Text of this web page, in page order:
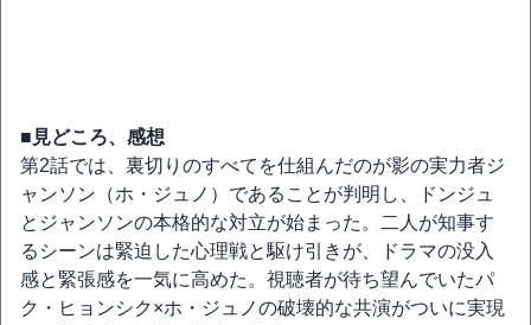
■見どころ、感想
第2話では、裏切りのすべてを仕組んだのが影の実力者ジ
ャンソン（ホ・ジュノ）であることが判明し、ドンジュ
とジャンソンの本格的な対立が始まった。二人が知事す
るシーンは緊迫した心理戦と駆け引きが、ドラマの没入
感と緊張感を一気に高めた。視聴者が待ち望んでいたパ
ク・ヒョンシク×ホ・ジュノの破壊的な共演がついに実現